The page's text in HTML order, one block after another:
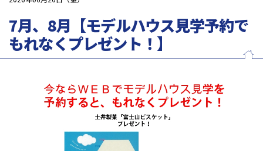
7月、8月【モデルハウス見学予約で
もれなくプレゼント！】